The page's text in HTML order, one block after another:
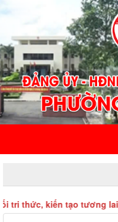
kiến tạo tương lai!